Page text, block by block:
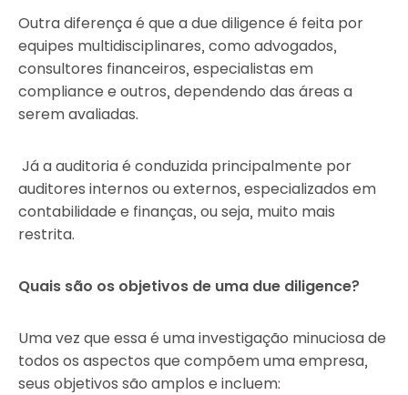
Outra diferença é que a due diligence é feita por
equipes multidisciplinares, como advogados,
consultores financeiros, especialistas em
compliance e outros, dependendo das áreas a
serem avaliadas.
Já a auditoria é conduzida principalmente por
auditores internos ou externos, especializados em
contabilidade e finanças, ou seja, muito mais
restrita.
Quais são os objetivos de uma due diligence?
Uma vez que essa é uma investigação minuciosa de
todos os aspectos que compõem uma empresa,
seus objetivos são amplos e incluem: